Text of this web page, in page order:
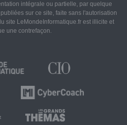
intégrale ou partielle, par quelque
sur ce site, faite sans l'autorisation
site LeMondeInformatique.fr est illicite et
une contrefaçon.